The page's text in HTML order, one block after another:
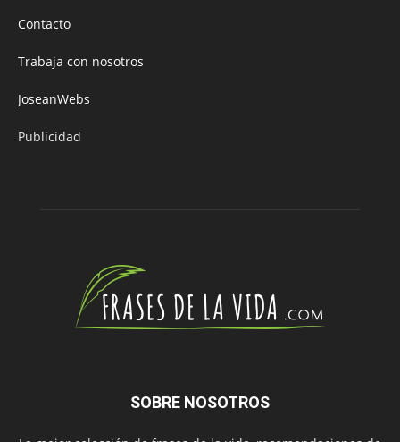
Contacto
Trabaja con nosotros
JoseanWebs
Publicidad
SOBRE NOSOTROS